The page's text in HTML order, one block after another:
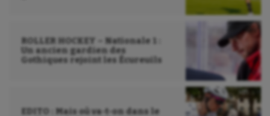
ROLLER HOCKEY – Nationale 1 :
Un ancien gardien des
Gothiques rejoint les Écureuils
EDITO : Mais où va-t-on dans le